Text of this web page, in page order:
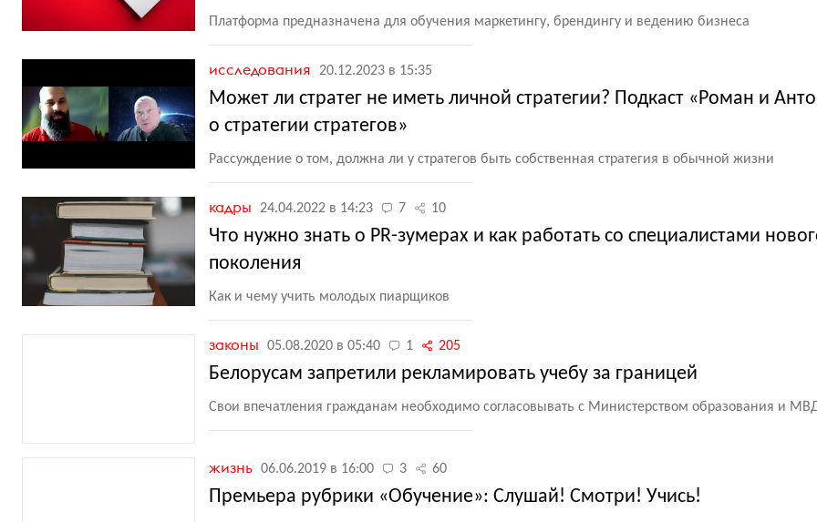
Платформа предназначена для обучения маркетингу, брендингу и ведению бизнеса
исследования 20.12.2023 в 15:35
Может ли стратег не иметь личной стратегии? Подкаст «Роман и
о стратегии стратегов»
Рассуждение о том, должна ли у стратегов быть собственная стратегия в обычной жизни
кадры 24.04.2022 в 14:23 7 10
Что нужно знать о PR-зумерах и как работать со специалистами
поколения
Как и чему учить молодых пиарщиков
законы 05.08.2020 в 05:40 1 205
Белорусам запретили рекламировать учебу за границей
Свои впечатления гражданам необходимо согласовывать с Министерством образования и
жизнь 06.06.2019 в 16:00 3 60
Премьера рубрики «Обучение»: Слушай! Смотри! Учись!